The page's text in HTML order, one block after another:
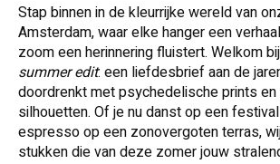
Stap binnen in de kleurrijke wereld van
Amsterdam, waar elke hanger een
zoom een herinnering fluistert. Welkom
summer edit: een liefdesbrief aan de
doordrenkt met psychedelische prints
silhouetten. Of je nu danst op een
espresso op een zonovergoten terras,
stukken die van deze zomer jouw